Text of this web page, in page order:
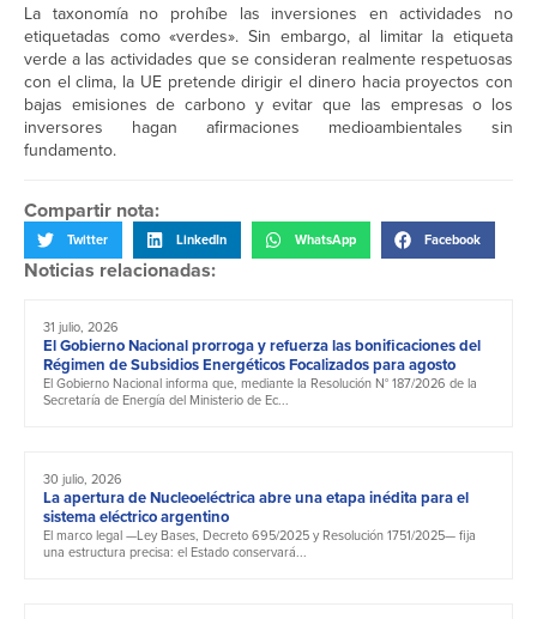
La taxonomía no prohíbe las inversiones en actividades no
etiquetadas como «verdes». Sin embargo, al limitar la etiqueta
verde a las actividades que se consideran realmente respetuosas
con el clima, la UE pretende dirigir el dinero hacia proyectos con
bajas emisiones de carbono y evitar que las empresas o los
inversores hagan afirmaciones medioambientales sin
fundamento.
Compartir nota:
Twitter LinkedIn WhatsApp Facebook
Noticias relacionadas:
31 julio, 2026
El Gobierno Nacional prorroga y refuerza las bonificaciones del
Régimen de Subsidios Energéticos Focalizados para agosto
El Gobierno Nacional informa que, mediante la Resolución N° 187/2026 de la
Secretaría de Energía del Ministerio de Ec...
30 julio, 2026
La apertura de Nucleoeléctrica abre una etapa inédita para el
sistema eléctrico argentino
El marco legal —Ley Bases, Decreto 695/2025 y Resolución 1751/2025— fija
una estructura precisa: el Estado conservará...